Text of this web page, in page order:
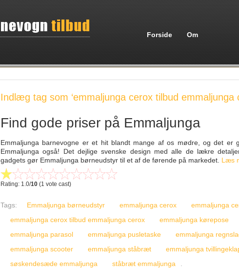
Forside Om
Indlæg tag som ‘emmaljunga cerox tilbud emmaljunga
Find gode priser på Emmaljunga
Emmaljunga barnevogne er et hit blandt mange af os mødre, og det er
Emmaljunga også! Det dejlige svenske design med alle de lækre
gadgets gør Emmaljunga børneudstyr til et af de førende på markedet. Læs
Rating: 1.0/10 (1 vote cast)
Tags: Emmaljunga børneudstyr emmaljunga cerox
emmaljunga
emmaljunga cerox tilbud emmaljunga cerox
emmaljunga kørepose
emmaljunga parasol
emmaljunga pusletaske
emmaljunga
emmaljunga scooter
emmaljunga ståbræt
emmaljunga
søskendesæde emmaljunga
ståbræt emmaljunga